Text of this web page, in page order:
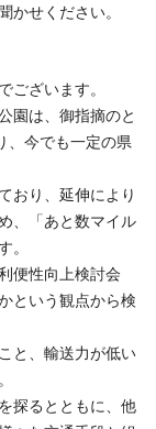
かせください。
ございます。
園は、御指摘のと
、今でも一定の県
おり、延伸により
、「あと数マイル
。
便性向上検討会
という観点から検
と、輸送力が低い
探るとともに、他